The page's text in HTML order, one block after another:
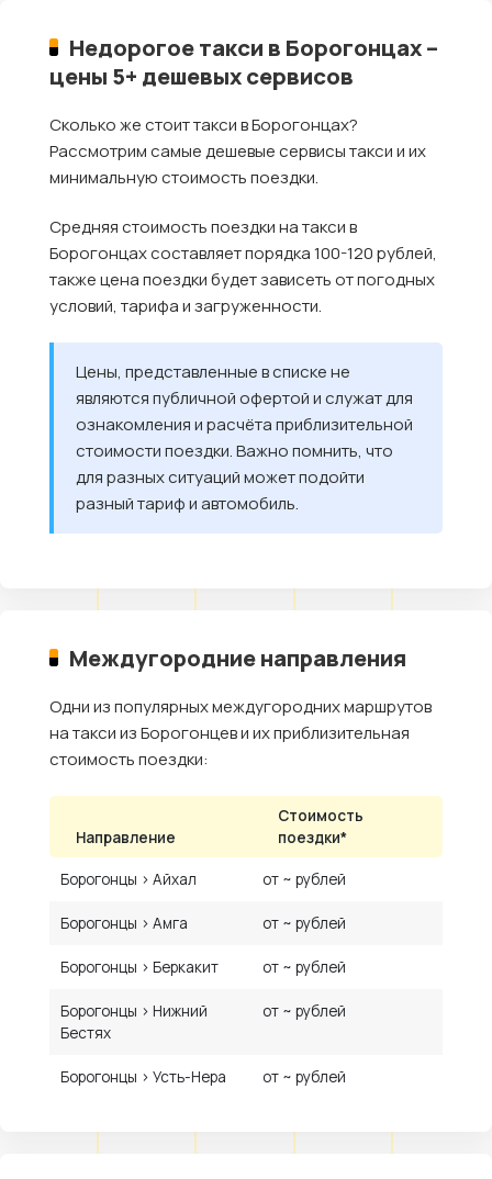
Недорогое такси в Борогонцах –
цены 5+ дешевых сервисов
Сколько же стоит такси в Борогонцах?
Рассмотрим самые дешевые сервисы такси и их
минимальную стоимость поездки.
Средняя стоимость поездки на такси в
Борогонцах составляет порядка 100-120 рублей,
также цена поездки будет зависеть от погодных
условий, тарифа и загруженности.
Цены, представленные в списке не
являются публичной офертой и служат для
ознакомления и расчёта приблизительной
стоимости поездки. Важно помнить, что
для разных ситуаций может подойти
разный тариф и автомобиль.
Междугородние направления
Одни из популярных междугородних маршрутов
на такси из Борогонцев и их приблизительная
стоимость поездки:
Направление
Стоимость
поездки*
Борогонцы › Айхал от ~ рублей
Борогонцы › Амга от ~ рублей
Борогонцы › Беркакит от ~ рублей
Борогонцы › Нижний
Бестях
от ~ рублей
Борогонцы › Усть-Нера от ~ рублей